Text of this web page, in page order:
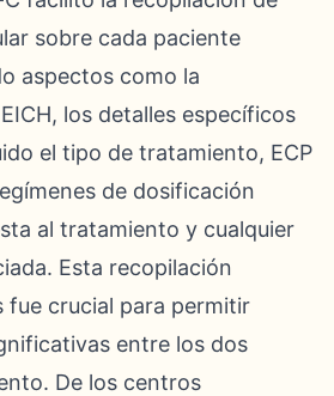
sobre cada paciente
aspectos como la
los detalles específicos
el tipo de tratamiento, ECP
de dosificación
al tratamiento y cualquier
Esta recopilación
fue crucial para permitir
entre los dos
De los centros